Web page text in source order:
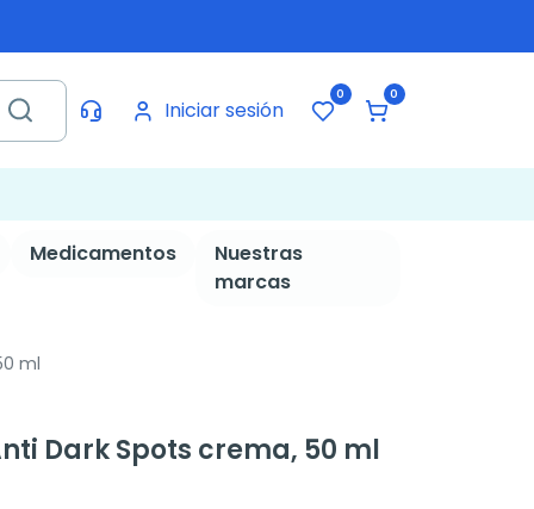
Iniciar sesión
0 0
Medicamentos
Nuestras
marcas
ml
Dark Spots crema, 50 ml